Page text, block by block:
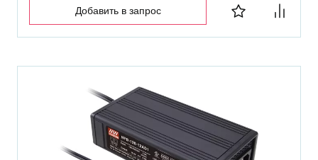
Добавить в запрос